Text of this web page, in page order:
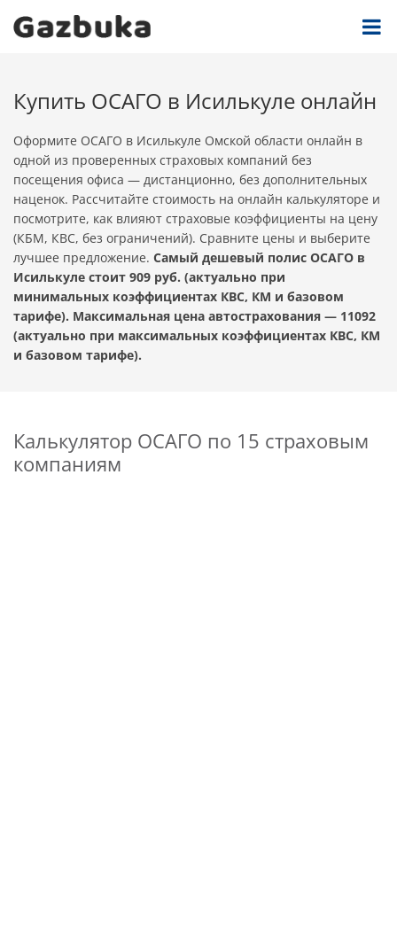
Купить ОСАГО в Исилькуле онлайн
Оформите ОСАГО в Исилькуле Омской области онлайн в
одной из проверенных страховых компаний без
посещения офиса — дистанционно, без дополнительных
наценок. Рассчитайте стоимость на онлайн калькуляторе и
посмотрите, как влияют страховые коэффициенты на цену
(КБМ, КВС, без ограничений). Сравните цены и выберите
лучшее предложение. Самый дешевый полис ОСАГО в
Исилькуле стоит 909 руб. (актуально при
минимальных коэффициентах КВС, КМ и базовом
тарифе). Максимальная цена автострахования — 11092
(актуально при максимальных коэффициентах КВС, КМ
и базовом тарифе).
Калькулятор ОСАГО по 15 страховым
компаниям